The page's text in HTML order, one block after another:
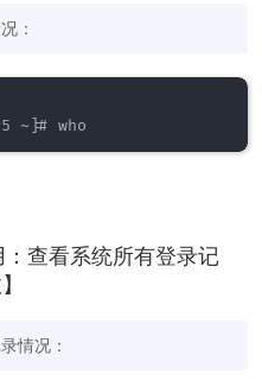
：
查看系统所有登录记
情况：